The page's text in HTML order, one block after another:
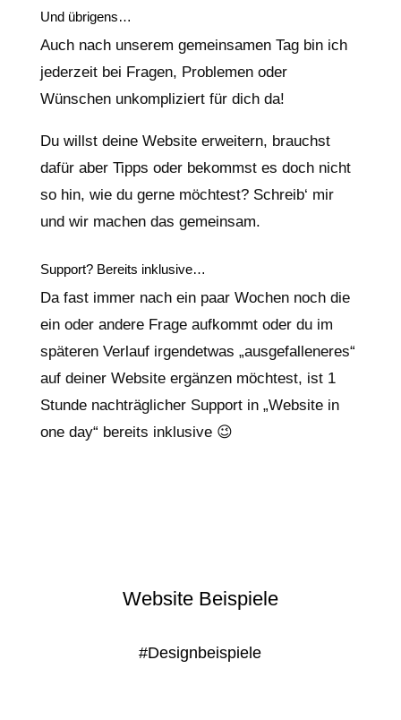
Und übrigens…
Auch nach unserem gemeinsamen Tag bin ich
jederzeit bei Fragen, Problemen oder
Wünschen unkompliziert für dich da!
Du willst deine Website erweitern, brauchst
dafür aber Tipps oder bekommst es doch nicht
so hin, wie du gerne möchtest? Schreib‘ mir
und wir machen das gemeinsam.
Support? Bereits inklusive…
Da fast immer nach ein paar Wochen noch die
ein oder andere Frage aufkommt oder du im
späteren Verlauf irgendetwas „ausgefalleneres“
auf deiner Website ergänzen möchtest, ist 1
Stunde nachträglicher Support in „Website in
one day“ bereits inklusive 😉
Website Beispiele
#Designbeispiele